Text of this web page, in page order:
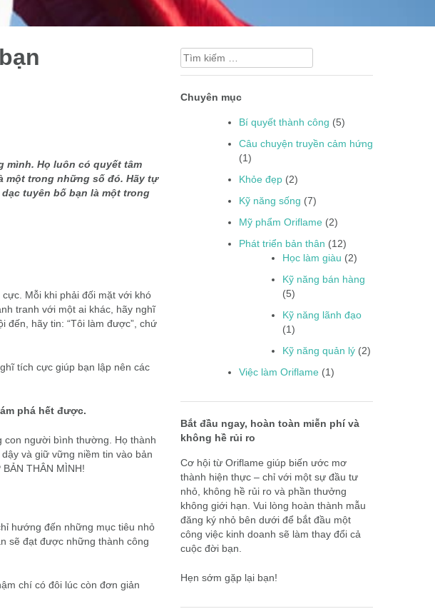
Họ luôn có quyết tâm
một trong những số đó. Hãy tự
tuyên bố bạn là một trong
Mỗi khi phải đối mặt với khó
tranh với một ai khác, hãy nghĩ
đến, hãy tin: “Tôi làm được”, chứ
tích cực giúp bạn lập nên các
phá hết được.
con người bình thường. Họ thành
và giữ vững niềm tin vào bản
THÂN MÌNH!
hướng đến những mục tiêu nhỏ
sẽ đạt được những thành công
chí có đôi lúc còn đơn giản
Tìm
kiếm
Chuyên mục
Bí quyết thành công (5)
Câu chuyện truyền cảm hứng
(1)
Khỏe đẹp (2)
Kỹ năng sống (7)
Mỹ phẩm Oriflame (2)
Phát triển bản thân (12)
Học làm giàu (2)
Kỹ năng bán hàng
(5)
Kỹ năng lãnh đạo
(1)
Kỹ năng quản lý (2)
Việc làm Oriflame (1)
Bắt đầu ngay, hoàn toàn miễn phí và
không hề rủi ro
Cơ hội từ Oriflame giúp biến ước mơ
thành hiện thực – chỉ với một sự đầu tư
nhỏ, không hề rủi ro và phần thưởng
không giới hạn. Vui lòng hoàn thành mẫu
đăng ký nhỏ bên dưới để bắt đầu một
công việc kinh doanh sẽ làm thay đổi cả
cuộc đời bạn.
Hẹn sớm gặp lại bạn!